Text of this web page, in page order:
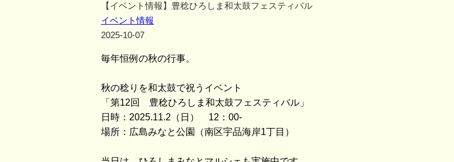
【イベント情報】豊稔ひろしま和太鼓フェスティバル
イベント情報
2025-10-07
毎年恒例の秋の行事。
秋の稔りを和太鼓で祝うイベント
「第12回 豊稔ひろしま和太鼓フェスティバル」
日時：2025.11.2（日） 12：00-
場所：広島みなと公園（南区宇品海岸1丁目）